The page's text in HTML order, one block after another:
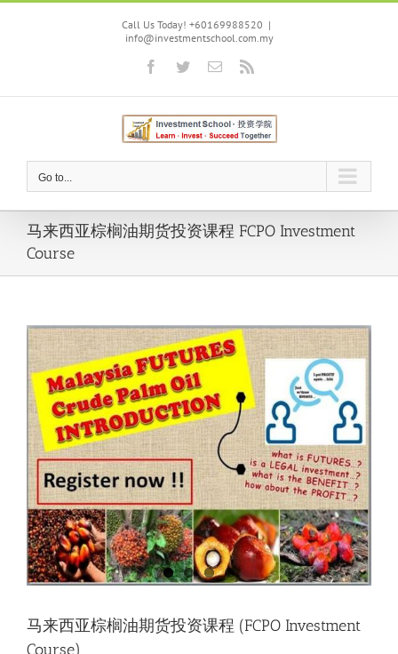
Skip
Call Us Today! +60169988520 |
info@investmentschool.com.my
Facebook
TwitterEmail
Go to...
马来西亚棕榈油期货投资课程 FCPO Investment
Course
马来西亚棕榈油期货投资课程 (FCPO Investment
Course)